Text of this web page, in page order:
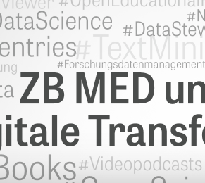
LANGZEITARCHIVIERUNG
E-BOOKS/ E-
FERNZUGRIFF
Virtueller
Fernzugriff
CINAHL
HEALTH STUDY